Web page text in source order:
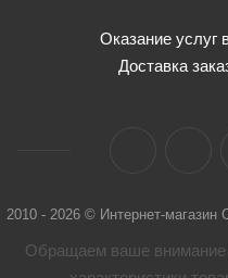
Оказание услуг
Доставка
2010 - 2026 © Интернет-магазин
Обращаем ваше внимание